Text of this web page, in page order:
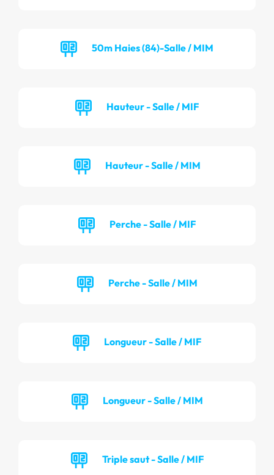
50m Haies (84)-Salle / MIM
Hauteur - Salle / MIF
Hauteur - Salle / MIM
Perche - Salle / MIF
Perche - Salle / MIM
Longueur - Salle / MIF
Longueur - Salle / MIM
Triple saut - Salle / MIF